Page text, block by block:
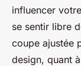
influencer
se sentir libre
coupe ajustée
design, quant